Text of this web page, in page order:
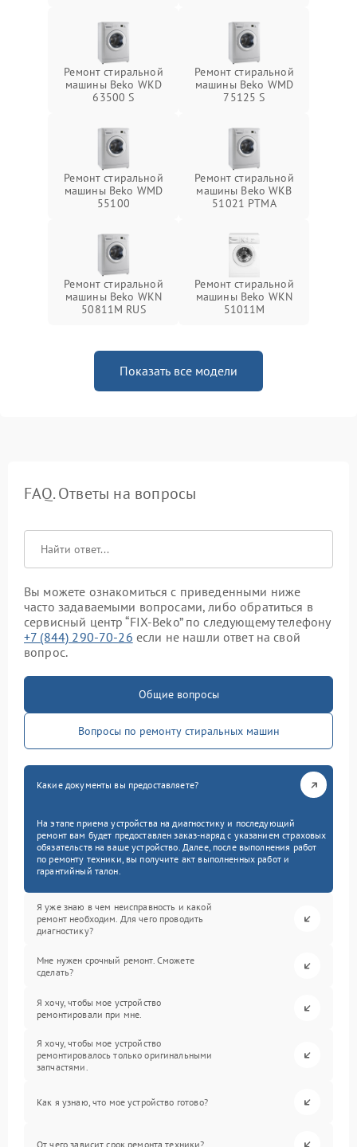
Ремонт стиральной
машины Beko WKD
63500 S
Ремонт стиральной
машины Beko WMD
75125 S
Ремонт стиральной
машины Beko WMD
55100
Ремонт стиральной
машины Beko WKB
51021 PTМА
Ремонт стиральной
машины Beko WKN
50811M RUS
Ремонт стиральной
машины Beko WKN
51011M
Показать все модели
FAQ. Ответы на вопросы
Вы можете ознакомиться с приведенными ниже
часто задаваемыми вопросами, либо обратиться в
сервисный центр “FIX-Beko” по следующему телефону
+7 (844) 290-70-26 если не нашли ответ на свой
вопрос.
Общие вопросы
Вопросы по ремонту стиральных машин
Какие документы вы предоставляете?
На этапе приема устройства на диагностику и последующий
ремонт вам будет предоставлен заказ-наряд с указанием страховых
обязательств на ваше устройство. Далее, после выполнения работ
по ремонту техники, вы получите акт выполненных работ и
гарантийный талон.
Я уже знаю в чем неисправность и какой
ремонт необходим. Для чего проводить
диагностику?
Мне нужен срочный ремонт. Сможете
сделать?
Я хочу, чтобы мое устройство
ремонтировали при мне.
Я хочу, чтобы мое устройство
ремонтировалось только оригинальными
запчастями.
Как я узнаю, что мое устройство готово?
От чего зависит срок ремонта техники?